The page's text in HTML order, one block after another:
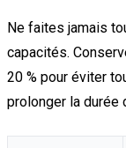
Ne faites jamais
capacités.
20 % pour éviter
prolonger la durée